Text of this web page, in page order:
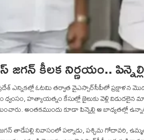
జగన్ కీలక నిర్ణయం..
ఎన్నికల్లో ఓటమి తర్వాత వైఎస్సార్‌సీపీలో ప్రక్షాళన
హత్యాయత్నం కేసుల్లో జైలుకు వెళ్లి విడుదలైన
అంతకముందు కూడా పిన్నెల్లి ఆ బాధ్యతల్లో
తాడేపల్లి నివాసంలో పల్నాడు, పశ్చిమ గోదావరి,